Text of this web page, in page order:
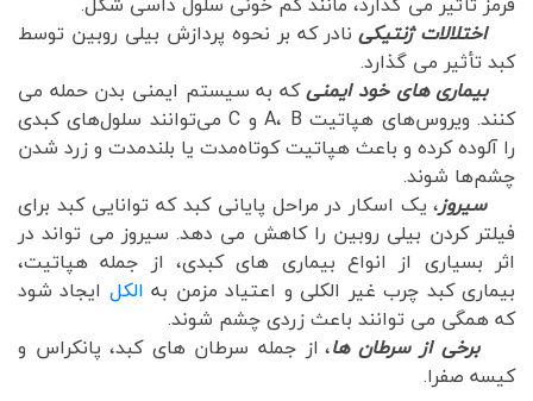
اختلالات ژنتیکینادر که بر نحوه پردازش بیلی روبین توسط
کبد تأثیر می گذارد.
بیماری های خود ایمنیکه به سیستم ایمنی بدن حمله می
کنند. ویروس‌های هپاتیت A، B و C می‌توانند سلول‌های کبدی
را آلوده کرده و باعث هپاتیت کوتاه‌مدت یا بلندمدت و زرد شدن
چشم‌ها شوند.
سیروز، یک اسکار در مراحل پایانی کبد که توانایی کبد برای
فیلتر کردن بیلی روبین را کاهش می دهد. سیروز می تواند در
اثر بسیاری از انواع بیماری های کبدی، از جمله هپاتیت،
بیماری کبد چرب غیر الکلی و اعتیاد مزمن به الکل ایجاد شود
که همگی می توانند باعث زردی چشم شوند.
برخی از سرطان ها، از جمله سرطان های کبد، پانکراس و
کیسه صفرا.